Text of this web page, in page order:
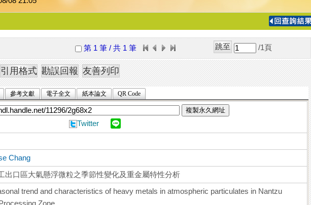
導
第 1 筆 / 共 1 筆 /1 頁
參考文獻 電子全文 紙本論文 QR Code
複製永久網址
Twitter
Chang
出口區大氣懸浮微粒之季節性變化及重金屬特性分析
trend and characteristics of heavy metals in atmospheric particulates in Nantzu